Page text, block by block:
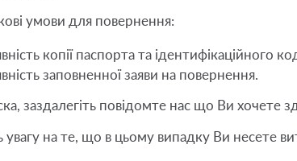
умови для повернення:
копії паспорта та ідентифікаційного
заповненної заяви на повернення.
заздалегіть повідомте нас що Ви
увагу на те, що в цьому випадку Ви несете